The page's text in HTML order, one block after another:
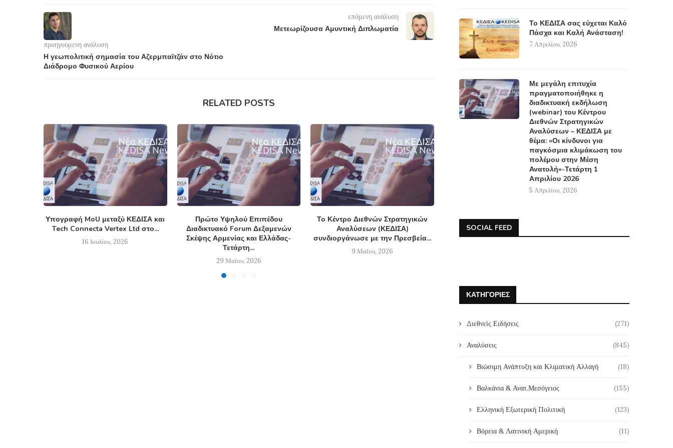
προηγούμενη ανάλυση
Η γεωπολιτική σημασία του Αζερμπαϊτζάν στο Νότιο
Διάδρομο Φυσικού Αερίου
επόμενη ανάλυση
Μετεωρίζουσα Αμυντική Διπλωματία
RELATED POSTS
Υπογραφή MoU μεταξύ ΚΕΔΙΣΑ και
Tech Connecta Vertex Ltd στο...
16 Ιουλίου, 2026
Πρώτο Υψηλού Επιπέδου
Διαδικτυακό Forum Δεξαμενών
Σκέψης Αρμενίας και Ελλάδας-
Τετάρτη...
29 Μαΐου, 2026
Το Κέντρο Διεθνών Στρατηγικών
Αναλύσεων (ΚΕΔΙΣΑ)
συνδιοργάνωσε με την Πρεσβεία...
9 Μαΐου, 2026
Webinar ΚΕΔΙΣΑ & Πρεσβείας της
Λιθουανίας στην Ελλάδα: “Η
Προεδρία...
Το ΚΕΔΙΣΑ σας εύχεται Καλό
Πάσχα και Καλή Ανάσταση!
7 Απριλίου, 2026
Με μεγάλη επιτυχία
πραγματοποιήθηκε η
διαδικτυακή εκδήλωση
(webinar) του Κέντρου
Διεθνών Στρατηγικών
Αναλύσεων – ΚΕΔΙΣΑ με
θέμα: «Οι κίνδυνοι για
παγκόσμια κλιμάκωση του
πολέμου στην Μέση
Ανατολή»-Τετάρτη 1
Απριλίου 2026
5 Απριλίου, 2026
SOCIAL FEED
ΚΑΤΗΓΟΡΊΕΣ
Διεθνείς Ειδήσεις (271)
Αναλύσεις (845)
Βιώσιμη Ανάπτυξη και Κλιματική Αλλαγή (18)
Βαλκάνια & Ανατ.Μεσόγειος (155)
Ελληνική Εξωτερική Πολιτική (123)
Βόρεια & Λατινική Αμερική (11)